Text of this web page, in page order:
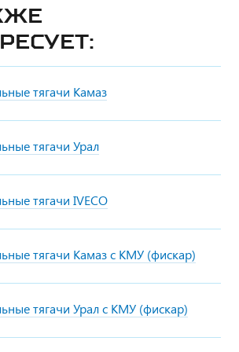
тягачи Камаз
тягачи Урал
тягачи IVECO
тягачи Камаз с КМУ (фискар)
тягачи Урал с КМУ (фискар)